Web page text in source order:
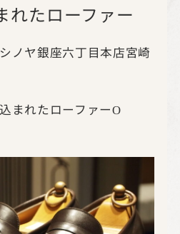
れたローファー
ノヤ銀座六丁目本店宮崎
まれたローファーO